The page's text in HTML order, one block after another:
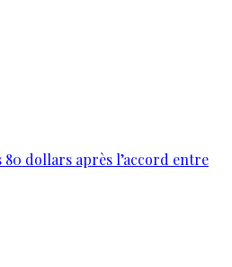
80 dollars après l’accord entre